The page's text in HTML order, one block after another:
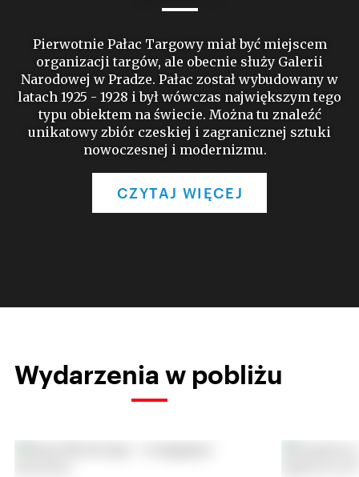
Pierwotnie Pałac Targowy miał być miejscem
organizacji targów, ale obecnie służy Galerii
Narodowej w Pradze. Pałac został wybudowany w
latach 1925 - 1928 i był wówczas największym tego
typu obiektem na świecie. Można tu znaleźć
unikatowy zbiór czeskiej i zagranicznej sztuki
nowoczesnej i modernizmu.
CZYTAJ WIĘCEJ
Wydarzenia w pobliżu